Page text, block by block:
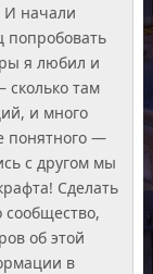
начали
попробовать
я любил и
сколько там
и много
понятного —
с другом мы
Сделать
сообщество,
об этой
в